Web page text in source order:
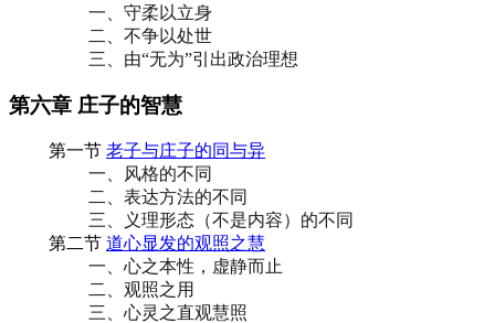
一、守柔以立身
二、不争以处世
三、由“无为”引出政治理想
第六章 庄子的智慧
第一节 老子与庄子的同与异
一、风格的不同
二、表达方法的不同
三、义理形态（不是内容）的不同
第二节 道心显发的观照之慧
一、心之本性，虚静而止
二、观照之用
三、心灵之直观慧照